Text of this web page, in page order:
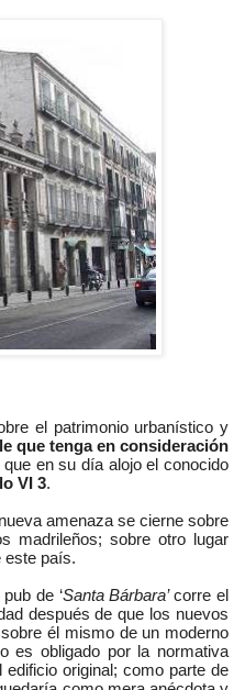
el patrimonio urbanístico y
que tenga en consideración
que en su día alojo el conocido
VI 3.
amenaza se cierne sobre
madrileños; sobre otro lugar
este país.
de ‘Santa Bárbara’corre el
después de que los nuevos
él mismo de un moderno
es obligado por la normativa
original; como parte de